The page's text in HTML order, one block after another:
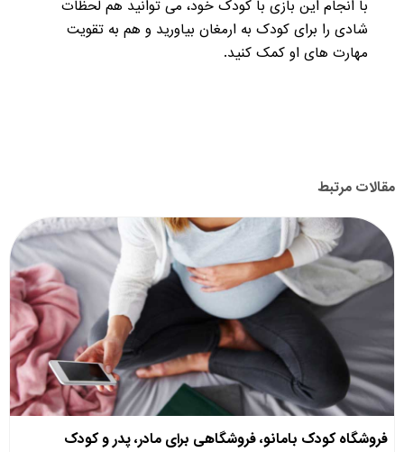
با انجام این بازی با کودک خود، می توانید هم لحظات
شادی را برای کودک به ارمغان بیاورید و هم به تقویت
مهارت های او کمک کنید.
مقالات مرتبط
فروشگاه کودک بامانو، فروشگاهی برای مادر، پدر و کودک